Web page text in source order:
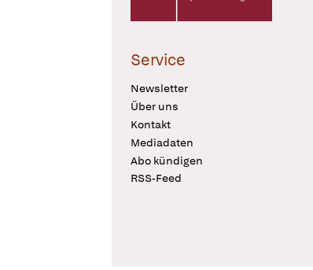
Service
Newsletter
Über uns
Kontakt
Mediadaten
Abo kündigen
RSS-Feed